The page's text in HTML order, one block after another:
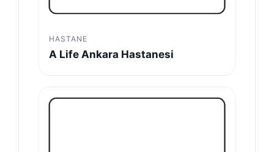
HASTANE
A Life Ankara Hastanesi